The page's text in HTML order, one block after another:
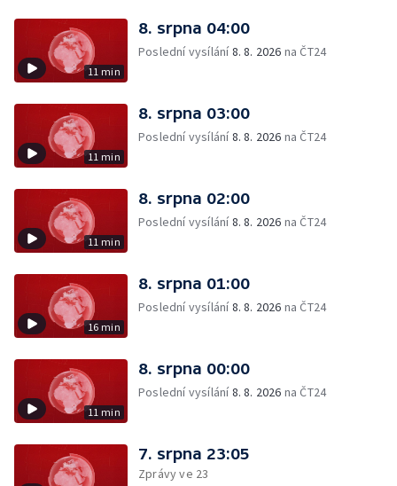
11 min
8. srpna 04:00
Poslední vysílání8. 8. 2026 na ČT24
11 min
8. srpna 03:00
Poslední vysílání8. 8. 2026 na ČT24
11 min
8. srpna 02:00
Poslední vysílání8. 8. 2026 na ČT24
16 min
8. srpna 01:00
Poslední vysílání8. 8. 2026 na ČT24
11 min
8. srpna 00:00
Poslední vysílání8. 8. 2026 na ČT24
7. srpna 23:05
Zprávy ve 23